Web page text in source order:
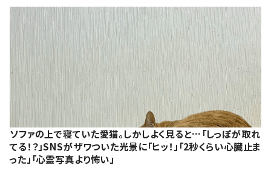
ソファの上で寝ていた愛猫。しかしよく見ると…「しっぽが取れ
てる！？」SNSがザワついた光景に「ヒッ！」「2秒くらい心臓止ま
った」「心霊写真より怖い」